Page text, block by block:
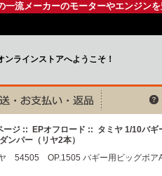
一流メーカーのモーターやエンジン
ンラインストアへようこそ！
ージ :: EPオフロード :: タミヤ 1/10バギ
ンパー（リヤ2本）